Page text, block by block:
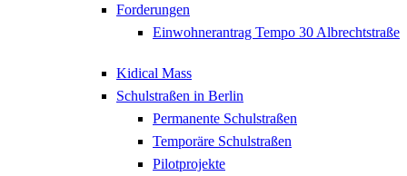
Forderungen
Einwohnerantrag Tempo 30 Albrechtstraße
Kidical Mass
Schulstraßen in Berlin
Permanente Schulstraßen
Temporäre Schulstraßen
Pilotprojekte